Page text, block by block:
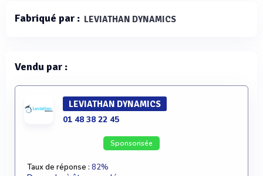
Fabriqué par : LEVIATHAN DYNAMICS
Vendu par :
LEVIATHAN DYNAMICS
01 48 38 22 45
Sponsorisée
Taux de réponse : 82%